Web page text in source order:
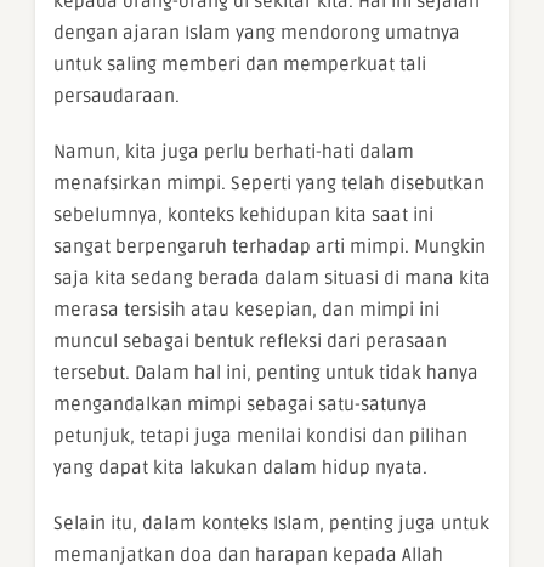
dengan ajaran Islam yang mendorong umatnya
untuk saling memberi dan memperkuat tali
persaudaraan.
Namun, kita juga perlu berhati-hati dalam
menafsirkan mimpi. Seperti yang telah disebutkan
sebelumnya, konteks kehidupan kita saat ini
sangat berpengaruh terhadap arti mimpi. Mungkin
saja kita sedang berada dalam situasi di mana kita
merasa tersisih atau kesepian, dan mimpi ini
muncul sebagai bentuk refleksi dari perasaan
tersebut. Dalam hal ini, penting untuk tidak hanya
mengandalkan mimpi sebagai satu-satunya
petunjuk, tetapi juga menilai kondisi dan pilihan
yang dapat kita lakukan dalam hidup nyata.
Selain itu, dalam konteks Islam, penting juga untuk
memanjatkan doa dan harapan kepada Allah